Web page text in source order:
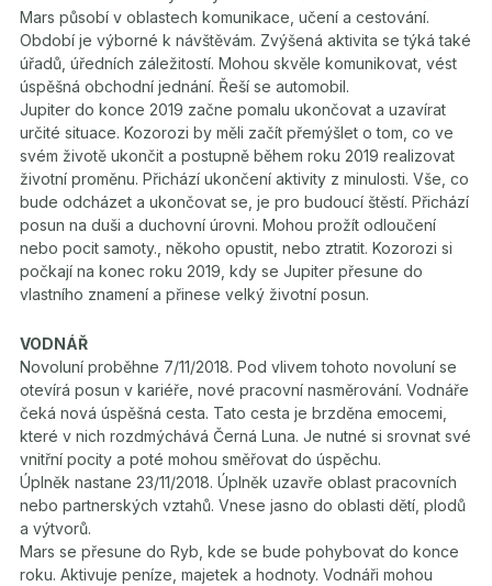
Mars působí v oblastech komunikace, učení a cestování.
Období je výborné k návštěvám. Zvýšená aktivita se týká také
úřadů, úředních záležitostí. Mohou skvěle komunikovat, vést
úspěšná obchodní jednání. Řeší se automobil.
Jupiter do konce 2019 začne pomalu ukončovat a uzavírat
určité situace. Kozorozi by měli začít přemýšlet o tom, co ve
svém životě ukončit a postupně během roku 2019 realizovat
životní proměnu. Přichází ukončení aktivity z minulosti. Vše, co
bude odcházet a ukončovat se, je pro budoucí štěstí. Přichází
posun na duši a duchovní úrovni. Mohou prožít odloučení
nebo pocit samoty., někoho opustit, nebo ztratit. Kozorozi si
počkají na konec roku 2019, kdy se Jupiter přesune do
vlastního znamení a přinese velký životní posun.
VODNÁŘ
Novoluní proběhne 7/11/2018. Pod vlivem tohoto novoluní se
otevírá posun v kariéře, nové pracovní nasměrování. Vodnáře
čeká nová úspěšná cesta. Tato cesta je brzděna emocemi,
které v nich rozdmýchává Černá Luna. Je nutné si srovnat své
vnitřní pocity a poté mohou směřovat do úspěchu.
Úplněk nastane 23/11/2018. Úplněk uzavře oblast pracovních
nebo partnerských vztahů. Vnese jasno do oblasti dětí, plodů
a výtvorů.
Mars se přesune do Ryb, kde se bude pohybovat do konce
roku. Aktivuje peníze, majetek a hodnoty. Vodnáři mohou